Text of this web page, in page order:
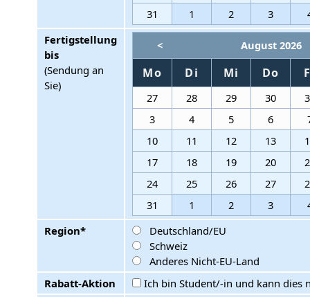
31
1 2 3
Fertigstellung
bis
(Sendung an
Sie)
< August 2026
Mo Di Mi Do
27 28 29 30
3
4 5 6
10
11 12 13
17
18 19 20
24
25 26 27
31
1 2 3
Region*
Deutschland/EU
Schweiz
Anderes Nicht-EU-Land
Rabatt-Aktion
Ich bin Student/-in und kann dies